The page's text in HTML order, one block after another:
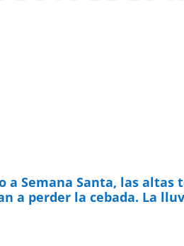
a Semana Santa, las
a perder la cebada. La